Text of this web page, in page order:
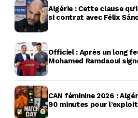
Algérie : Cette clause
si contrat avec Félix
Officiel : Après un long
Mohamed Ramdaoui
CAN féminine 2026 :
90 minutes pour l’exploit